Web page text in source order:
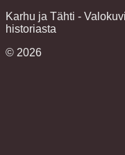
Karhu ja Tähti -
historiasta
© 2026